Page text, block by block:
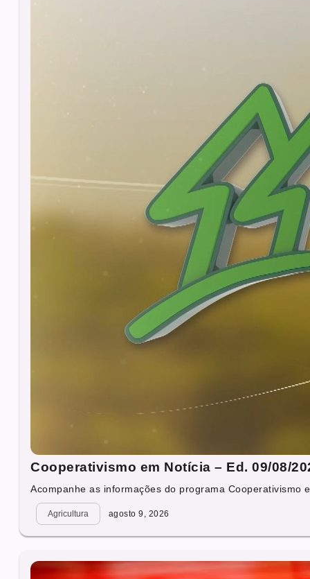
Cooperativismo em Notícia – Ed. 09/08/
Acompanhe as informações do programa Cooperativismo
Agricultura agosto 9, 2026